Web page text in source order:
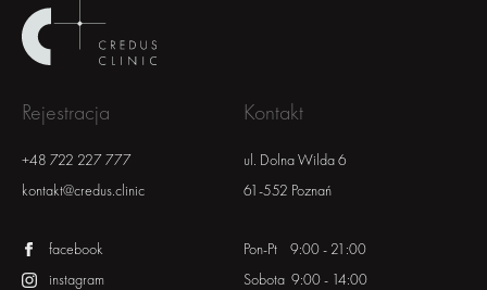
Rejestracja
+48 722 227 777
kontakt@credus.clinic
facebook
instagram
Kontakt
ul. Dolna Wilda 6
61-552 Poznań
Pon-Pt 9:00 - 21:00
Sobota 9:00 - 14:00